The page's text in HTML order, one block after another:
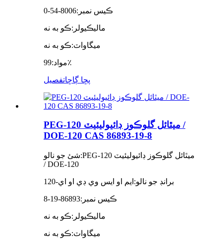
ڪيس نمبر:8006-54-0
ماليڪيولر:ڪو به نه
ميگاواٽ:ڪو به نه
مواد:99٪
پڇا ڳاڇاتفصيل
PEG-120 ميٿائل گلوڪوز ڊائيوليئيٽ /
DOE-120 CAS 86893-19-8
شئ جو نالو:PEG-120 ميٿائل گلوڪوز ڊائيوليئيٽ
/ DOE-120
برانڊ جو نالو: ايم او ايس وي ڊي او اي-120
ڪيس نمبر:86893-19-8
ماليڪيولر:ڪو به نه
ميگاواٽ:ڪو به نه